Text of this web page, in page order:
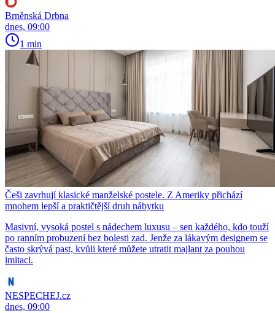
Brněnská Drbna
dnes, 09:00
1 min
Češi zavrhují klasické manželské postele. Z Ameriky přichází
mnohem lepší a praktičtější druh nábytku
Masivní, vysoká postel s nádechem luxusu – sen každého, kdo touží
po ranním probuzení bez bolesti zad. Jenže za lákavým designem se
často skrývá past, kvůli které můžete utratit majlant za pouhou
imitaci.
NESPECHEJ.cz
dnes, 09:00